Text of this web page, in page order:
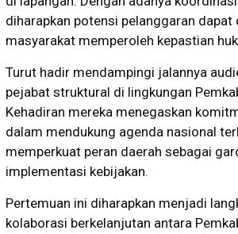
diharapkan potensi pelanggaran
masyarakat memperoleh kepastian
Turut hadir mendampingi jalannya
pejabat struktural di lingkungan
Kehadiran mereka menegaskan
dalam mendukung agenda nasional
memperkuat peran daerah sebagai
implementasi kebijakan.
Pertemuan ini diharapkan menjadi
kolaborasi berkelanjutan antara